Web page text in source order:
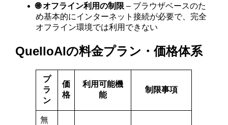
🌐 オフライン利用の制限 – ブラウザベースのた
め基本的にインターネット接続が必要で、完全
オフライン環境では利用できない
QuelloAIの料金プラン・価格体系
プ
ラ
ン
価
格
利用可能機
能
制限事項
無